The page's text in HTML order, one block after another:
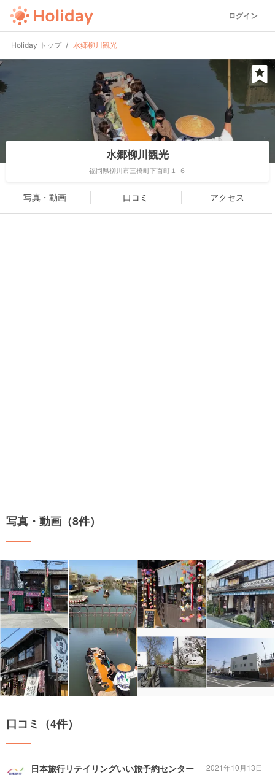
ログイン
Holiday トップ 水郷柳川観光
水郷柳川観光
福岡県柳川市三橋町下百町１-６
写真・動画 口コミ アクセス
写真・動画（8件）
口コミ（4件）
日本旅行リテイリングいい旅予約センター
2021年10月13日